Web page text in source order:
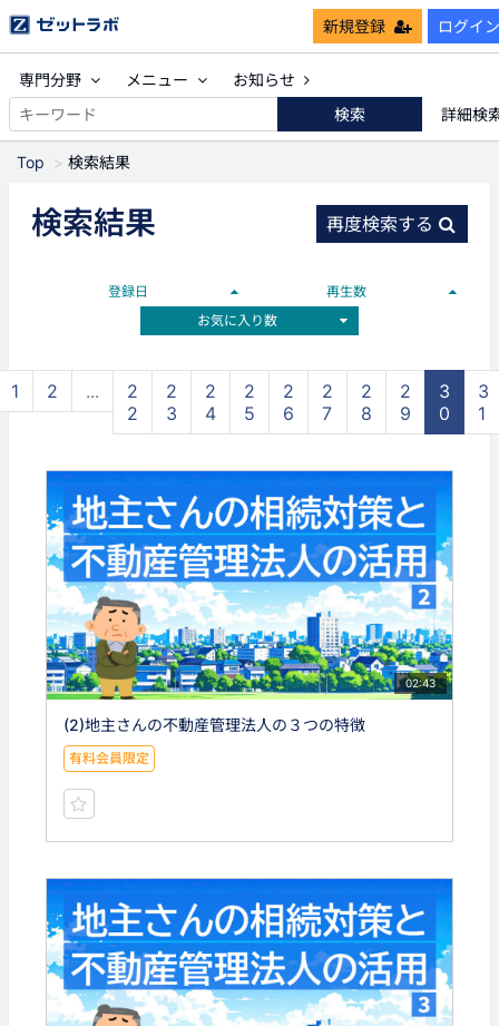
新規登録 ログイン
専門分野 メニュー
お知らせ
検索
詳細検
Top 検索結果
検索結果 再度検索する
登録日
再生数
お気に入り数
1 2 ...
2
2
2
3
2
4
2
5
2
6
2
7
2
8
2
9
3
0
3
1
02:43
(2)地主さんの不動産管理法人の３つの特徴
有料会員限定